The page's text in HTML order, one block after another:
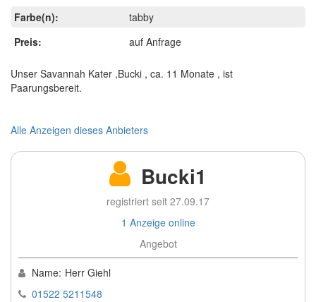
Farbe(n):
tabby
Preis:
auf Anfrage
Unser Savannah Kater ,Bucki , ca. 11 Monate , ist
Paarungsbereit.
Alle Anzeigen dieses Anbieters
Bucki1
registriert seit 27.09.17
1 Anzeige online
Angebot
Name: Herr Giehl
01522 5211548